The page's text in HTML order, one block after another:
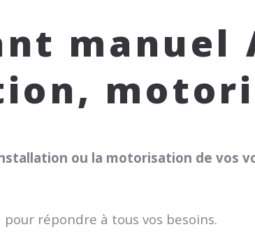
manuel
ou la motorisation de vos
répondre à tous vos besoins.